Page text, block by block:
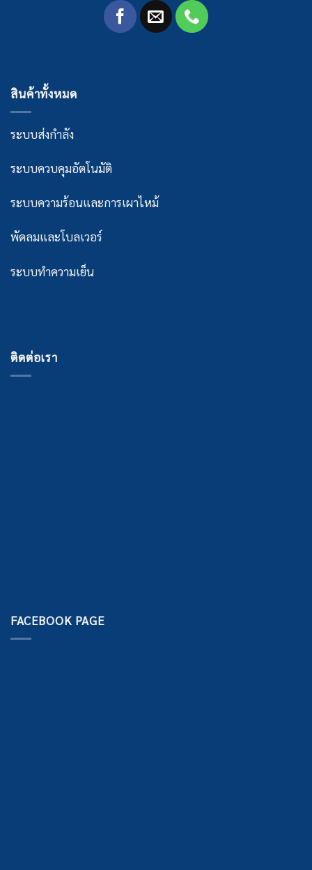
สินค้าทั้งหมด
ระบบส่งกำลัง
ระบบควบคุมอัตโนมัติ
ระบบความร้อนและการเผาไหม้
พัดลมและโบลเวอร์
ระบบทำความเย็น
ติดต่อเรา
FACEBOOK PAGE